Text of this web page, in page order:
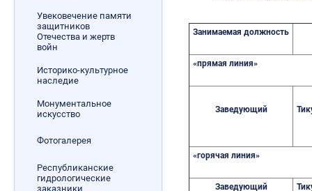
Увековечение памяти
защитников
Отечества и жертв
войн
Историко-культурное
наследие
Монументальное
искусство
Фотогалерея
Республиканские
гидрологические
заказники
Занимаемая должность
«прямая линия»­
Заведующий
«горячая линия»
Заведующий